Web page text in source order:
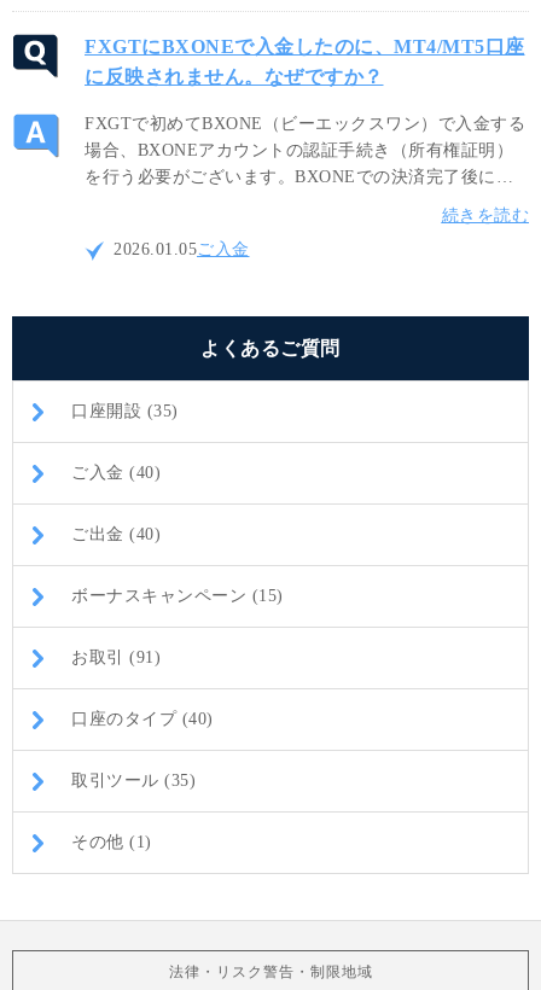
FXGTにBXONEで入金したのに、MT4/MT5口座
に反映されません。なぜですか？
FXGTで初めてBXONE（ビーエックスワン）で入金する
場合、BXONEアカウントの認証手続き（所有権証明）
を行う必要がございます。BXONEでの決済完了後に送
付される「バーチャルウォレットの認証が必要です」と
いう件名のメール内容に従って、FXGTマイページにて
BXONEアカウントの認証を完了させてください。
続きを読む
2026.01.05ご入金
よくあるご質問
口座開設 (35)
ご入金 (40)
ご出金 (40)
ボーナスキャンペーン (15)
お取引 (91)
口座のタイプ (40)
取引ツール (35)
その他 (1)
法律・リスク警告・制限地域